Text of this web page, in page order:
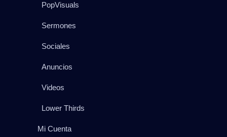
PopVisuals
Sermones
Sociales
Anuncios
Videos
Lower Thirds
Mi Cuenta